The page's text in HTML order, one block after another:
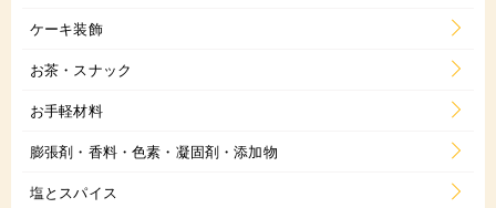
ケーキ装飾
お茶・スナック
お手軽材料
膨張剤・香料・色素・凝固剤・添加物
塩とスパイス